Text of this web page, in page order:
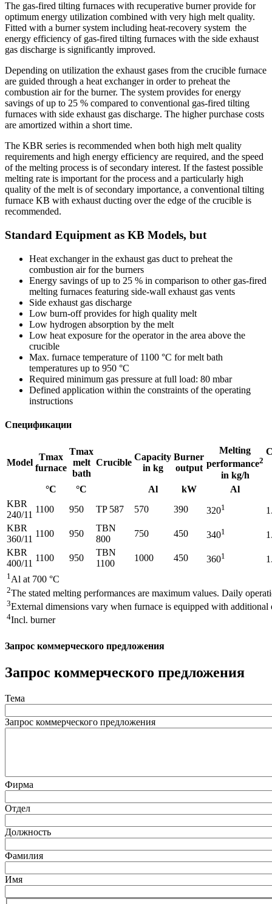
The gas-fired tilting furnaces with recuperative burner provide for
optimum energy utilization combined with very high melt quality.
Fitted with a burner system including heat-recovery system the
energy efficiency of gas-fired tilting furnaces with the side exhaust
gas discharge is significantly improved.
Depending on utilization the exhaust gases from the crucible furnace
are guided through a heat exchanger in order to preheat the
combustion air for the burner. The system provides for energy
savings of up to 25 % compared to conventional gas-fired tilting
furnaces with side exhaust gas discharge. The higher purchase costs
are amortized within a short time.
The KBR series is recommended when both high melt quality
requirements and high energy efficiency are required, and the speed
of the melting process is of secondary interest. If the fastest possible
melting rate is important for the process and a particularly high
quality of the melt is of secondary importance, a conventional tilting
furnace KB with exhaust ducting over the edge of the crucible is
recommended.
Standard Equipment as KB Models, but
Heat exchanger in the exhaust gas duct to preheat the
combustion air for the burners
Energy savings of up to 25 % in comparison to other gas-fired
melting furnaces featuring side-wall exhaust gas vents
Side exhaust gas discharge
Low burn-off provides for high quality melt
Low hydrogen absorption by the melt
Low heat exposure for the operator in the area above the
crucible
Max. furnace temperature of 1100 °C for melt bath
temperatures up to 950 °C
Required minimum gas pressure at full load: 80 mbar
Defined application within the constraints of the operating
instructions
Спецификации
Model
Tmax
furnace
Tmax
melt
bath
Crucible
Capacity
in kg
Burner
output
Melting
performance2
in kg/h
°C °C Al kW
Al
KBR
240/11
1100 950 TP 587 570 390 3201
KBR
360/11
1100 950
TBN
800
750 450 3401
KBR
400/11
1100 950
TBN
1100
1000 450 3601
1Al at 700 °C
2The stated melting performances are maximum values. Daily
3External dimensions vary when furnace is equipped with additional
4Incl. burner
Запрос коммерческого предложения
Запрос коммерческого предложения
Тема
Запрос коммерческого предложения
Фирма
Отдел
Должность
Фамилия
Имя